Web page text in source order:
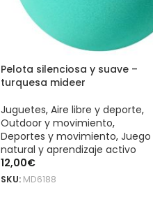
Pelota silenciosa y suave –
turquesa mideer
Juguetes, Aire libre y deporte,
Outdoor y movimiento,
Deportes y movimiento, Juego
natural y aprendizaje activo
12,00€
SKU: MD6188